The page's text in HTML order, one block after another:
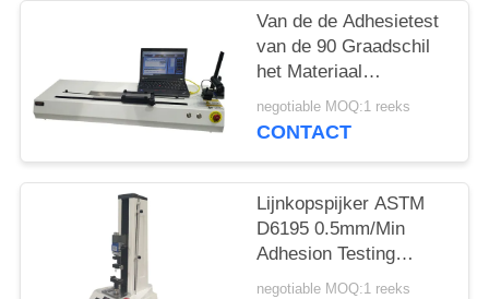
Van de de Adhesietest
van de 90 Graadschil
het Materiaal
10000mm/Minute voor
Band en Film
negotiable MOQ:1 reeks
CONTACT
Lijnkopspijker ASTM
D6195 0.5mm/Min
Adhesion Testing
Machine
negotiable MOQ:1 reeks